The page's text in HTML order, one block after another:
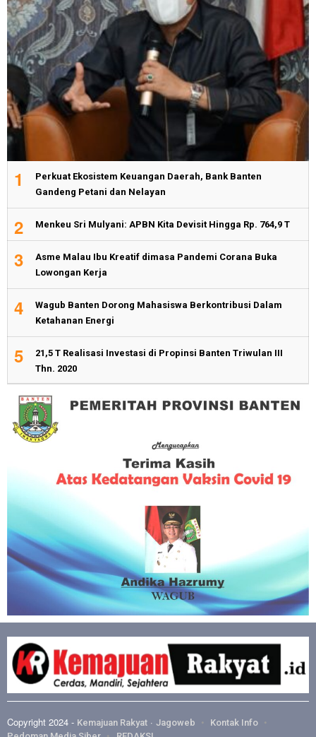
1
Perkuat Ekosistem Keuangan Daerah, Bank Banten
Gandeng Petani dan Nelayan
2 Menkeu Sri Mulyani: APBN Kita Devisit Hingga Rp. 764,9 T
3
Asme Malau Ibu Kreatif dimasa Pandemi Corana Buka
Lowongan Kerja
4
Wagub Banten Dorong Mahasiswa Berkontribusi Dalam
Ketahanan Energi
5
21,5 T Realisasi Investasi di Propinsi Banten Triwulan III
Thn. 2020
Copyright 2024 - Kemajuan Rakyat · Jagoweb
Kontak Info